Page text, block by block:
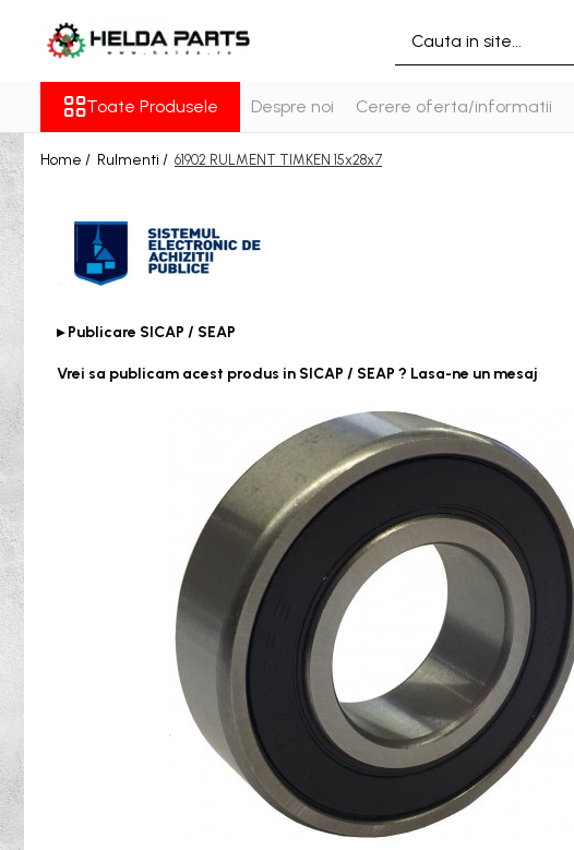
Rulmenti
Cu bile
Cu doua randuri de bile
Cu un rand de bile
Contact unghiular
Contact unghiular de precizie
Cu un rand de role
Cu role conice
Rulmenti axiali cu role butoi
Rulmenti osc. cu role butoi
Curele
Curele trapezoidale
10x
13x
20x
32x
SPA
SPB
Toate Produsele Despre noi Cerere oferta/informatii
Home / Rulmenti / 61902 RULMENT TIMKEN 15x28x7
▸ Publicare SICAP / SEAP
Vrei sa publicam acest produs in SICAP / SEAP ? Lasa-ne un mesaj